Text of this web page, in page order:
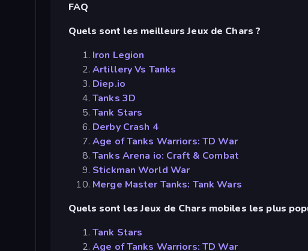
FAQ
Quels sont les meilleurs Jeux de Chars ?
Iron Legion
Artillery Vs Tanks
Diep.io
Tanks 3D
Tank Stars
Derby Crash 4
Age of Tanks Warriors: TD War
Tanks Arena io: Craft & Combat
Stickman World War
Merge Master Tanks: Tank Wars
Quels sont les Jeux de Chars mobiles les plus
Tank Stars
Age of Tanks Warriors: TD War